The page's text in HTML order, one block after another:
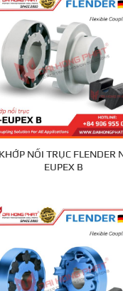
KHỚP NỐI TRỤC FLENDER
EUPEX B